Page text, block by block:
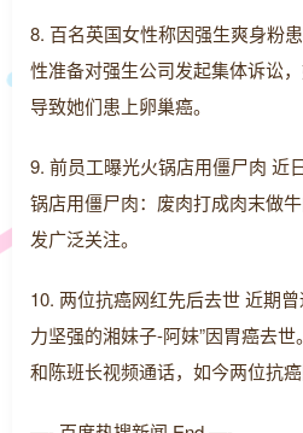
8. 百名英国女性称因强生爽身粉
性准备对强生公司发起集体诉讼
导致她们患上卵巢癌。
9. 前员工曝光火锅店用僵尸肉 近
锅店用僵尸肉：废肉打成肉末做
发广泛关注。
10. 两位抗癌网红先后去世 近期
力坚强的湘妹子-阿妹”因胃癌去
和陈班长视频通话，如今两位抗癌